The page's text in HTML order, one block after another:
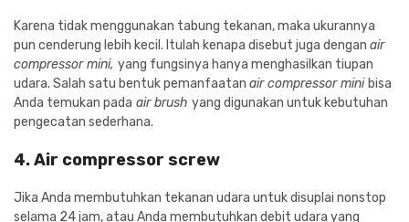
Karena tidak menggunakan tabung tekanan, maka ukurannya
pun cenderung lebih kecil. Itulah kenapa disebut juga dengan air
compressor mini, yang fungsinya hanya menghasilkan tiupan
udara. Salah satu bentuk pemanfaatan air compressor mini bisa
Anda temukan pada air brush yang digunakan untuk kebutuhan
pengecatan sederhana.
4. Air compressor screw
Jika Anda membutuhkan tekanan udara untuk disuplai nonstop
selama 24 jam, atau Anda membutuhkan debit udara yang